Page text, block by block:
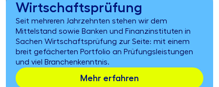
Wirtschaftsprüfung
Seit mehreren Jahrzehnten stehen wir dem
Mittelstand sowie Banken und Finanzinstituten in
Sachen Wirtschaftsprüfung zur Seite: mit einem
breit gefächerten Portfolio an Prüfungsleistungen
und viel Branchenkenntnis.
Mehr erfahren